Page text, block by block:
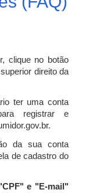
clique no botão
direito da
ter uma conta
registrar e
da sua conta
de cadastro do
e "E-mail"